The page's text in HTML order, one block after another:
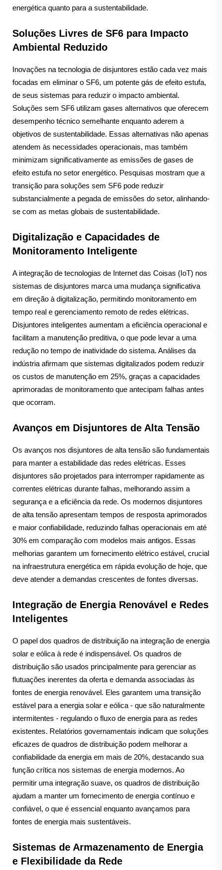
energética quanto para a sustentabilidade.
Soluções Livres de SF6 para Impacto
Ambiental Reduzido
Inovações na tecnologia de disjuntores estão cada vez mais
focadas em eliminar o SF6, um potente gás de efeito estufa,
de seus sistemas para reduzir o impacto ambiental.
Soluções sem SF6 utilizam gases alternativos que oferecem
desempenho técnico semelhante enquanto aderem a
objetivos de sustentabilidade. Essas alternativas não apenas
atendem às necessidades operacionais, mas também
minimizam significativamente as emissões de gases de
efeito estufa no setor energético. Pesquisas mostram que a
transição para soluções sem SF6 pode reduzir
substancialmente a pegada de emissões do setor, alinhando-
se com as metas globais de sustentabilidade.
Digitalização e Capacidades de
Monitoramento Inteligente
A integração de tecnologias de Internet das Coisas (IoT) nos
sistemas de disjuntores marca uma mudança significativa
em direção à digitalização, permitindo monitoramento em
tempo real e gerenciamento remoto de redes elétricas.
Disjuntores inteligentes aumentam a eficiência operacional e
facilitam a manutenção preditiva, o que pode levar a uma
redução no tempo de inatividade do sistema. Análises da
indústria afirmam que sistemas digitalizados podem reduzir
os custos de manutenção em 25%, graças a capacidades
aprimoradas de monitoramento que antecipam falhas antes
que ocorram.
Avanços em Disjuntores de Alta Tensão
Os avanços nos disjuntores de alta tensão são fundamentais
para manter a estabilidade das redes elétricas. Esses
disjuntores são projetados para interromper rapidamente as
correntes elétricas durante falhas, melhorando assim a
segurança e a eficiência da rede. Os modernos disjuntores
de alta tensão apresentam tempos de resposta aprimorados
e maior confiabilidade, reduzindo falhas operacionais em até
30% em comparação com modelos mais antigos. Essas
melhorias garantem um fornecimento elétrico estável, crucial
na infraestrutura energética em rápida evolução de hoje, que
deve atender a demandas crescentes de fontes diversas.
Integração de Energia Renovável e Redes
Inteligentes
O papel dos quadros de distribuição na integração de energia
solar e eólica à rede é indispensável. Os quadros de
distribuição são usados principalmente para gerenciar as
flutuações inerentes da oferta e demanda associadas às
fontes de energia renovável. Eles garantem uma transição
estável para a energia solar e eólica - que são naturalmente
intermitentes - regulando o fluxo de energia para as redes
existentes. Relatórios governamentais indicam que soluções
eficazes de quadros de distribuição podem melhorar a
confiabilidade da energia em mais de 20%, destacando sua
função crítica nos sistemas de energia modernos. Ao
permitir uma integração suave, os quadros de distribuição
ajudam a manter um fornecimento de energia contínuo e
confiável, o que é essencial enquanto avançamos para
fontes de energia mais sustentáveis.
Sistemas de Armazenamento de Energia
e Flexibilidade da Rede